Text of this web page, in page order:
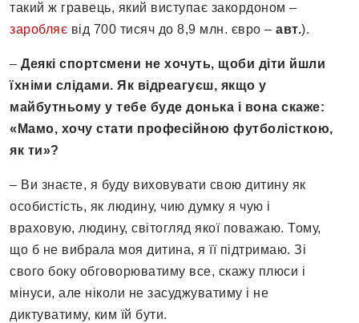
такий ж гравець, який виступає закордоном –
заробляє від 700 тисяч до 8,9 млн. євро – авт.).
– Деякі спортсмени не хочуть, щоби діти йшли
їхніми слідами. Як відреагуєш, якщо у
майбутньому у тебе буде донька і вона скаже:
«Мамо, хочу стати професійною футболісткою,
як ти»?
– Ви знаєте, я буду виховувати свою дитину як
особистість, як людину, чию думку я чую і
враховую, людину, світогляд якої поважаю. Тому,
що б не вибрала моя дитина, я її підтримаю. Зі
свого боку обговорюватиму все, скажу плюси і
мінуси, але ніколи не засуджуватиму і не
диктуватиму, ким їй бути.